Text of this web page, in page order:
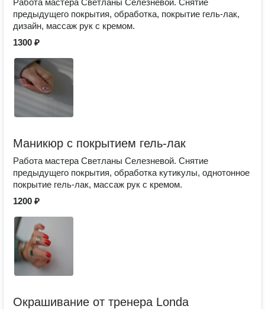
Работа мастера Светланы Селезневой. Снятие
предыдущего покрытия, обработка, покрытие гель-лак,
дизайн, массаж рук с кремом.
1300 ₽
Маникюр с покрытием гель-лак
Работа мастера Светланы Селезневой. Снятие
предыдущего покрытия, обработка кутикулы, однотонное
покрытие гель-лак, массаж рук с кремом.
1200 ₽
Окрашивание от тренера Londa